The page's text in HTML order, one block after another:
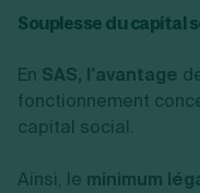
Souplesse du capital
En SAS, l’avantage
fonctionnement
capital social.
Ainsi, le minimum